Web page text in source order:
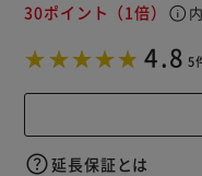
30ポイント （1倍） info
4.8 5
延長保証とは